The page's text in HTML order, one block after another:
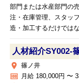
部門または水産部門の
注・在庫管理、スタッ
造・加工するだけでは
人材紹介SY002‐
place 篠ノ井
money 月給 180,000円 〜